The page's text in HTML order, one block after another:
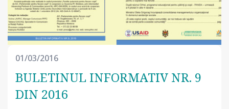
01/03/2016
BULETINUL INFORMATIV NR. 9
DIN 2016